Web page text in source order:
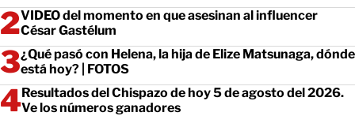
VIDEO del momento en que asesinan al influencer
César Gastélum
¿Qué pasó con Helena, la hija de Elize Matsunaga, dónde
está hoy? | FOTOS
Resultados del Chispazo de hoy 5 de agosto del 2026.
Ve los números ganadores